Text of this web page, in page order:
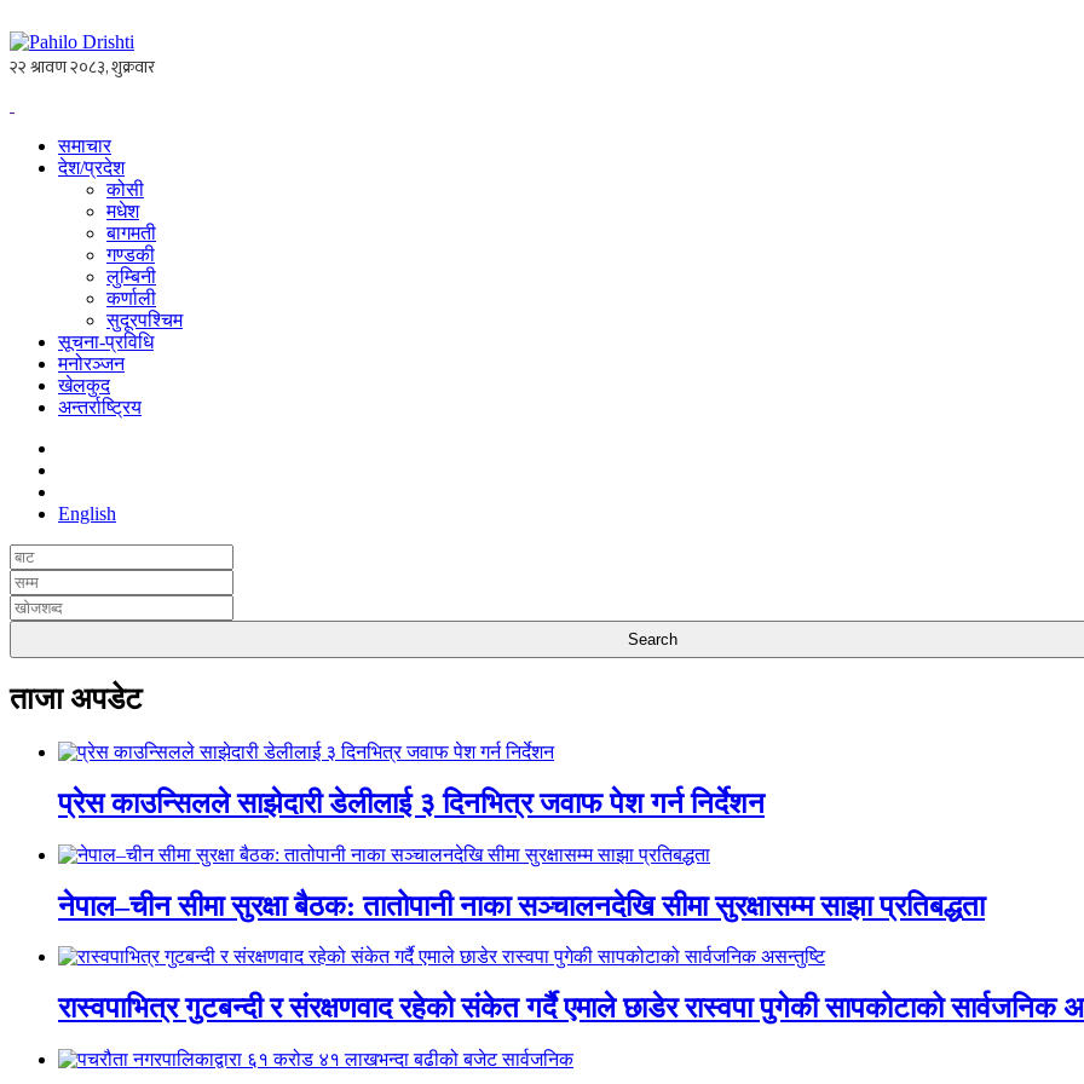
समाचार
देश/प्रदेश
कोसी
मधेश
बागमती
गण्डकी
लुम्बिनी
कर्णाली
सुदूरपश्चिम
सूचना-प्रविधि
मनोरञ्जन
खेलकुद
अन्तर्राष्ट्रिय
English
ताजा अपडेट
प्रेस काउन्सिलले साझेदारी डेलीलाई ३ दिनभित्र जवाफ पेश गर्न निर्देशन
नेपाल–चीन सीमा सुरक्षा बैठक: तातोपानी नाका सञ्चालनदेखि सीमा सुरक्षासम्म साझा प्रतिबद्धता
रास्वपाभित्र गुटबन्दी र संरक्षणवाद रहेको संकेत गर्दै एमाले छाडेर रास्वपा पुगेकी सापकोटाको सार्वजनिक